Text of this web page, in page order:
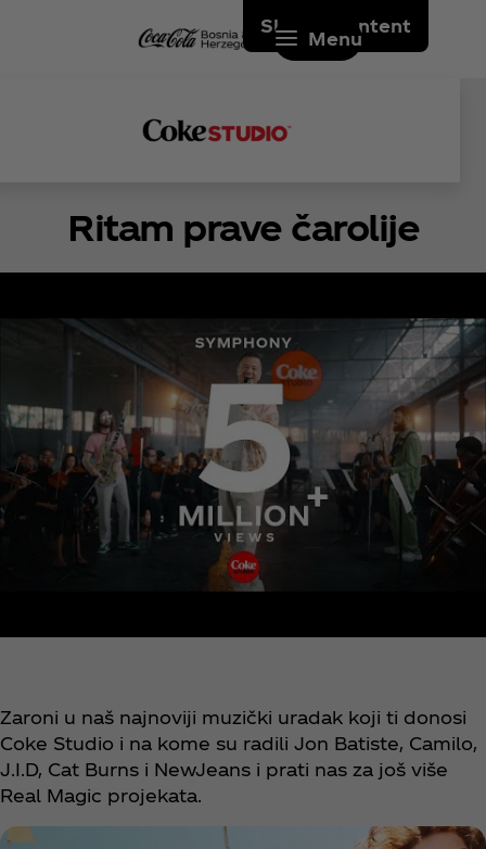
Skip to content
Menu
Ritam prave čarolije
Zaroni u naš najnoviji muzički uradak koji ti donosi
Coke Studio i na kome su radili Jon Batiste, Camilo,
J.I.D, Cat Burns i NewJeans i prati nas za još više
Real Magic projekata.